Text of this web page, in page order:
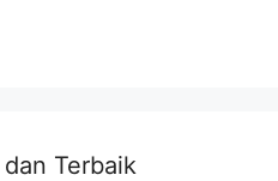
Terbaik